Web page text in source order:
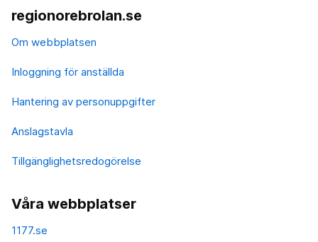
regionorebrolan.se
Om webbplatsen
Inloggning för anställda
Hantering av personuppgifter
Anslagstavla
Tillgänglighetsredogörelse
Våra webbplatser
1177.se